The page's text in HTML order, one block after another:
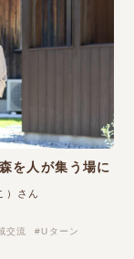
を人が集う場に
さん
交流
Uターン